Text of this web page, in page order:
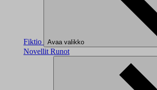
Fiktio Avaa valikko
Novellit Runot